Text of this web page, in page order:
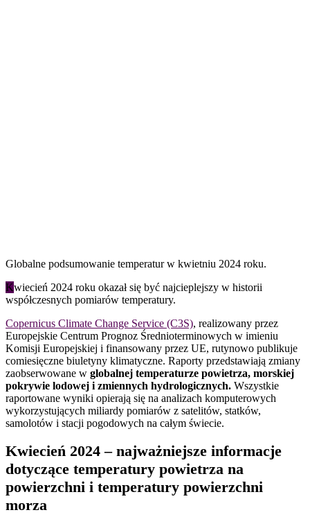
Globalne podsumowanie temperatur w kwietniu 2024 roku.
Kwiecień 2024 roku okazał się być najcieplejszy w historii
współczesnych pomiarów temperatury.
Copernicus Climate Change Service (C3S), realizowany przez
Europejskie Centrum Prognoz Średnioterminowych w imieniu
Komisji Europejskiej i finansowany przez UE, rutynowo publikuje
comiesięczne biuletyny klimatyczne. Raporty przedstawiają zmiany
zaobserwowane w globalnej temperaturze powietrza, morskiej
pokrywie lodowej i zmiennych hydrologicznych. Wszystkie
raportowane wyniki opierają się na analizach komputerowych
wykorzystujących miliardy pomiarów z satelitów, statków,
samolotów i stacji pogodowych na całym świecie.
Kwiecień 2024 – najważniejsze informacje
dotyczące temperatury powietrza na
powierzchni i temperatury powierzchni
morza